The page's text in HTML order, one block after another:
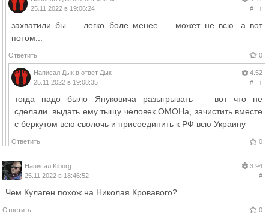
25.11.2022 в 19:06:24
#| ↑
захватили бы — легко боле менее — может не всю. а вот
потом...
Ответить 0
Написал Дык в ответ Дык
25.11.2022 в 19:08:35
4.52
#| ↑
тогда надо было Януковича разыгрывать — вот что не
сделали. выдать ему тыщу человек ОМОНа, зачистить вместе
с беркутом всю сволочь и присоединить к РФ всю Украину
Ответить 0
Написал Kiborg
25.11.2022 в 18:46:52
3.94
#
Чем Кулаген похож на Николая Кровавого?
Ответить 0